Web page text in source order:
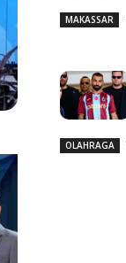
MAKASSAR
OLAHRAGA